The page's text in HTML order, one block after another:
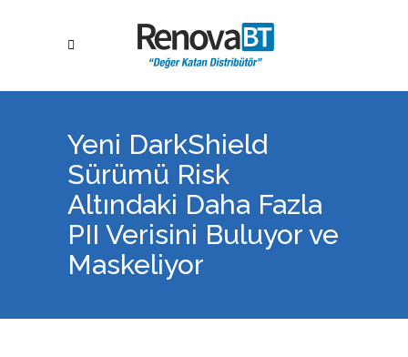
Yeni DarkShield
Sürümü Risk
Altındaki Daha Fazla
PII Verisini Buluyor ve
Maskeliyor